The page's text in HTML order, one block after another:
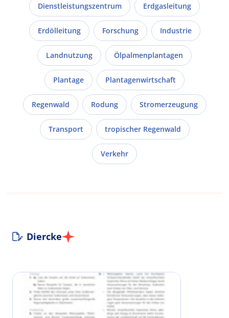
Dienstleistungszentrum Erdgasleitung
Erdölleitung Forschung Industrie
Landnutzung Ölpalmenplantagen
Plantage Plantagenwirtschaft
Regenwald Rodung Stromerzeugung
Transport tropischer Regenwald
Verkehr
Diercke